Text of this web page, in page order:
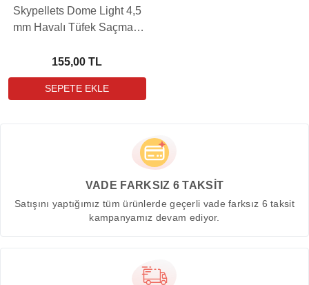
Skypellets Dome Light 4,5
mm Havalı Tüfek Saçması
155,00 TL
VADE FARKSIZ 6 TAKSİT
Satışını yaptığımız tüm ürünlerde geçerli vade farksız 6 taksit
kampanyamız devam ediyor.